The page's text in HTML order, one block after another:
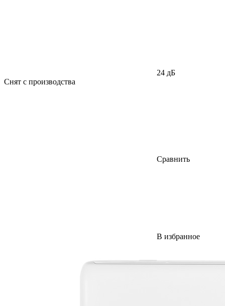
24 дБ
Снят с производства
Сравнить
В избранное